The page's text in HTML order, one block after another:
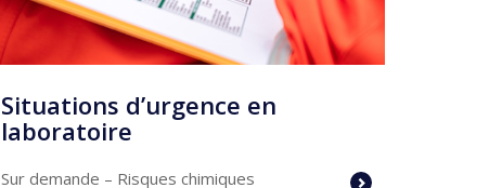
Situations d’urgence en
laboratoire
Sur demande – Risques chimiques